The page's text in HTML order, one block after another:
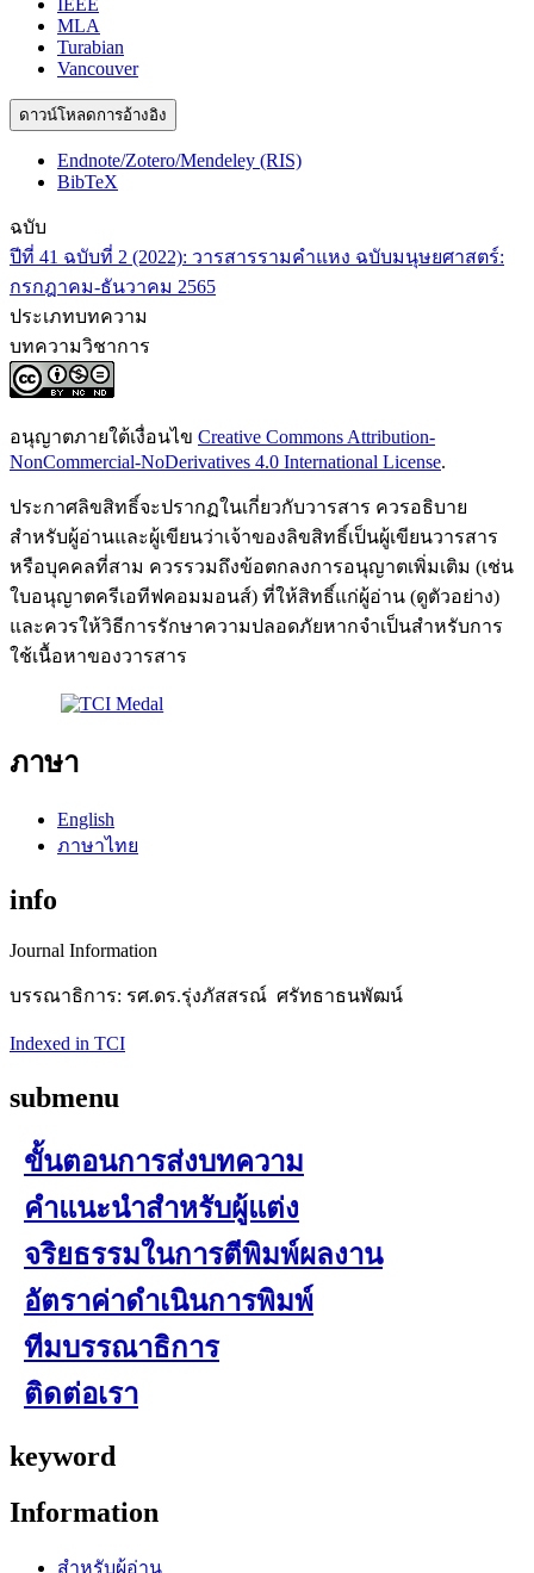
IEEE
MLA
Turabian
Vancouver
ดาวน์โหลดการอ้างอิง
Endnote/Zotero/Mendeley (RIS)
BibTeX
ฉบับ
ปีที่ 41 ฉบับที่ 2 (2022): วารสารรามคำแหง ฉบับมนุษยศาสตร์:
กรกฎาคม-ธันวาคม 2565
ประเภทบทความ
บทความวิชาการ
อนุญาตภายใต้เงื่อนไข Creative Commons Attribution-
NonCommercial-NoDerivatives 4.0 International License.
ประกาศลิขสิทธิ์จะปรากฏในเกี่ยวกับวารสาร ควรอธิบาย
สำหรับผู้อ่านและผู้เขียนว่าเจ้าของลิขสิทธิ์เป็นผู้เขียนวารสาร
หรือบุคคลที่สาม ควรรวมถึงข้อตกลงการอนุญาตเพิ่มเติม (เช่น
ใบอนุญาตครีเอทีฟคอมมอนส์) ที่ให้สิทธิ์แก่ผู้อ่าน (ดูตัวอย่าง)
และควรให้วิธีการรักษาความปลอดภัยหากจำเป็นสำหรับการ
ใช้เนื้อหาของวารสาร
ภาษา
English
ภาษาไทย
info
Journal Information
บรรณาธิการ: รศ.ดร.รุ่งภัสสรณ์ ศรัทธาธนพัฒน์
Indexed in TCI
submenu
ขั้นตอนการส่งบทความ
คำแนะนำสำหรับผู้แต่ง
จริยธรรมในการตีพิมพ์ผลงาน
อัตราค่าดำเนินการพิมพ์
ทีมบรรณาธิการ
ติดต่อเรา
keyword
Information
สำหรับผู้อ่าน